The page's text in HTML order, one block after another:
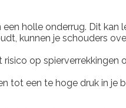
holle onderrug. Dit
kunnen je schouders
op spierverrekkingen
een te hoge druk in je